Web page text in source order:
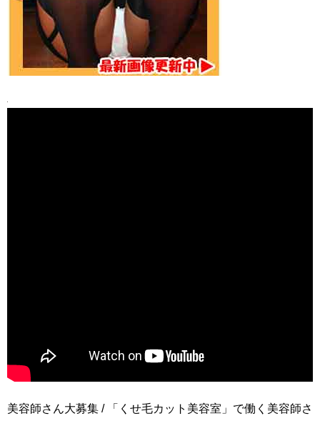
美容師さん大募集 / 「くせ毛カット美容室」で働く美容師さ